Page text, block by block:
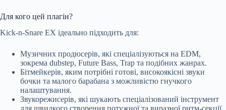
Для кого цей плагін?
Kick-n-Snare EX ідеально підходить для:
Музичних продюсерів, які спеціалізуються на EDM,
зокрема dubstep, Future Bass, Trap та подібних жанрах.
Бітмейкерів, яким потрібні готові, високоякісні звуки
бочки та малого барабана з можливістю гнучкого
налаштування.
Звукорежисерів, які шукають спеціалізований інструмент